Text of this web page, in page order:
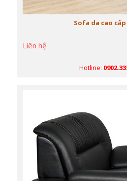
Sofa da cao cấp
Liên hệ
Hotline: